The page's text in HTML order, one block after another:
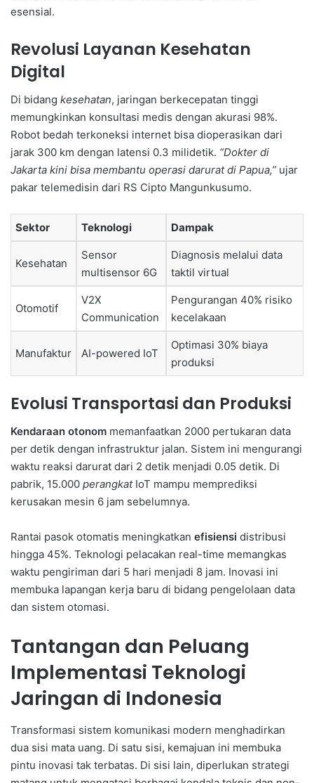
esensial.
Revolusi Layanan Kesehatan
Digital
Di bidang kesehatan, jaringan berkecepatan tinggi
memungkinkan konsultasi medis dengan akurasi 98%.
Robot bedah terkoneksi internet bisa dioperasikan dari
jarak 300 km dengan latensi 0.3 milidetik. “Dokter di
Jakarta kini bisa membantu operasi darurat di Papua,” ujar
pakar telemedisin dari RS Cipto Mangunkusumo.
Sektor Teknologi Dampak
Kesehatan
Sensor
multisensor 6G
Diagnosis melalui data
taktil virtual
Otomotif
V2X
Communication
Pengurangan 40% risiko
kecelakaan
Manufaktur AI-powered IoT
Optimasi 30% biaya
produksi
Evolusi Transportasi dan Produksi
Kendaraan otonom memanfaatkan 2000 pertukaran data
per detik dengan infrastruktur jalan. Sistem ini mengurangi
waktu reaksi darurat dari 2 detik menjadi 0.05 detik. Di
pabrik, 15.000 perangkatIoT mampu memprediksi
kerusakan mesin 6 jam sebelumnya.
Rantai pasok otomatis meningkatkan efisiensi distribusi
hingga 45%. Teknologi pelacakan real-time memangkas
waktu pengiriman dari 5 hari menjadi 8 jam. Inovasi ini
membuka lapangan kerja baru di bidang pengelolaan data
dan sistem otomasi.
Tantangan dan Peluang
Implementasi Teknologi
Jaringan di Indonesia
Transformasi sistem komunikasi modern menghadirkan
dua sisi mata uang. Di satu sisi, kemajuan ini membuka
pintu inovasi tak terbatas. Di sisi lain, diperlukan strategi